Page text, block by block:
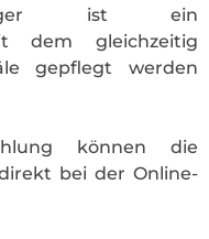
ist ein
dem gleichzeitig
gepflegt werden
können die
bei der Online-